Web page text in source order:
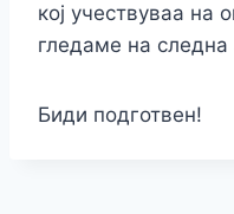
кој учествуваа на
гледаме на следна
Биди подготвен!